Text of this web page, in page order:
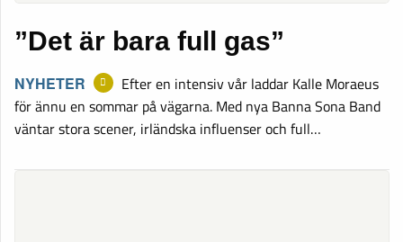
”Det är bara full gas”
NYHETER
Efter en intensiv vår laddar Kalle Moraeus
för ännu en sommar på vägarna. Med nya Banna Sona Band
väntar stora scener, irländska influenser och full…